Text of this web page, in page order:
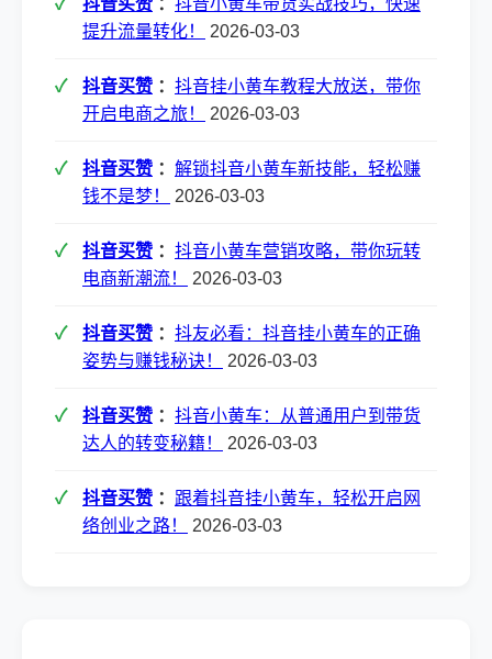
抖音买赞 ： 抖音小黄车带货实战技巧，快速
提升流量转化！
2026-03-03
抖音买赞 ： 抖音挂小黄车教程大放送，带你
开启电商之旅！
2026-03-03
抖音买赞 ： 解锁抖音小黄车新技能，轻松赚
钱不是梦！
2026-03-03
抖音买赞 ： 抖音小黄车营销攻略，带你玩转
电商新潮流！
2026-03-03
抖音买赞 ： 抖友必看：抖音挂小黄车的正确
姿势与赚钱秘诀！
2026-03-03
抖音买赞 ： 抖音小黄车：从普通用户到带货
达人的转变秘籍！
2026-03-03
抖音买赞 ： 跟着抖音挂小黄车，轻松开启网
络创业之路！
2026-03-03